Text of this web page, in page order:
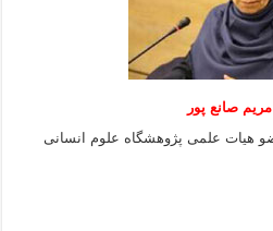
صانع پور
هیات علمی پژوهشگاه علوم
انسانی